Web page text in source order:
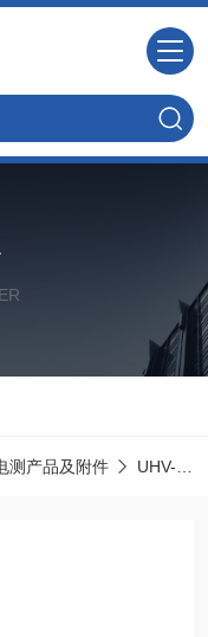
测产品及附件 UHV-979Z+ 红外成像仪